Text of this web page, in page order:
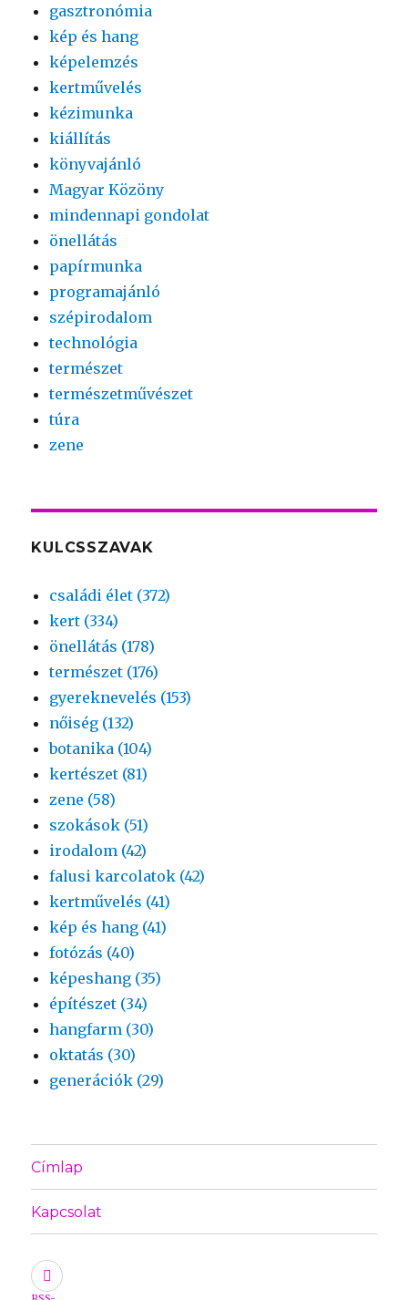
gasztronómia
kép és hang
képelemzés
kertművelés
kézimunka
kiállítás
könyvajánló
Magyar Közöny
mindennapi gondolat
önellátás
papírmunka
programajánló
szépirodalom
technológia
természet
természetművészet
túra
zene
KULCSSZAVAK
családi élet (372)
kert (334)
önellátás (178)
természet (176)
gyereknevelés (153)
nőiség (132)
botanika (104)
kertészet (81)
zene (58)
szokások (51)
irodalom (42)
falusi karcolatok (42)
kertművelés (41)
kép és hang (41)
fotózás (40)
képeshang (35)
építészet (34)
hangfarm (30)
oktatás (30)
generációk (29)
Címlap
Kapcsolat